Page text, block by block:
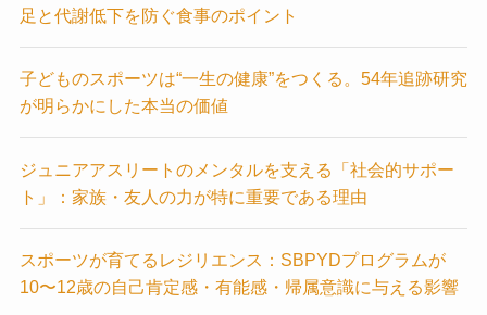
足と代謝低下を防ぐ食事のポイント
子どものスポーツは“一生の健康”をつくる。54年追跡研究
が明らかにした本当の価値
ジュニアアスリートのメンタルを支える「社会的サポー
ト」：家族・友人の力が特に重要である理由
スポーツが育てるレジリエンス：SBPYDプログラムが
10〜12歳の自己肯定感・有能感・帰属意識に与える影響